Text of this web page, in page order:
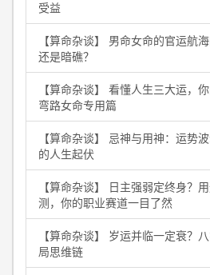
受益
【算命杂谈】 男命女命的官运航
还是暗礁？
【算命杂谈】 看懂人生三大运，
弯路女命专用篇
【算命杂谈】 忌神与用神：运势
的人生起伏
【算命杂谈】 日主强弱定终身？
测，你的职业赛道一目了然
【算命杂谈】 岁运并临一定衰？
局思维链